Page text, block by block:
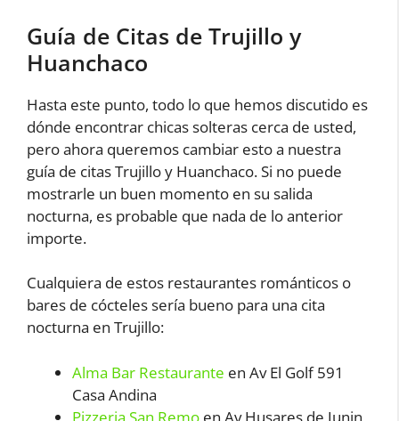
Guía de Citas de Trujillo y
Huanchaco
Hasta este punto, todo lo que hemos discutido es
dónde encontrar chicas solteras cerca de usted,
pero ahora queremos cambiar esto a nuestra
guía de citas Trujillo y Huanchaco. Si no puede
mostrarle un buen momento en su salida
nocturna, es probable que nada de lo anterior
importe.
Cualquiera de estos restaurantes románticos o
bares de cócteles sería bueno para una cita
nocturna en Trujillo:
Alma Bar Restaurante en Av El Golf 591
Casa Andina
Pizzeria San Remo en Av Husares de Junin